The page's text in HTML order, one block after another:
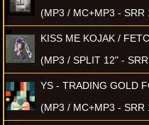
(MP3 / MC+MP3 - SRR
KISS ME KOJAK /
(MP3 / SPLIT 12" -
YS - TRADING GOLD
(MP3 / MC+MP3 - SRR